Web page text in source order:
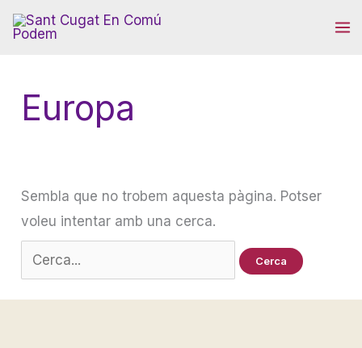
Vés
Europa
Sembla que no trobem aquesta pàgina. Potser
voleu intentar amb una cerca.
Cerca: